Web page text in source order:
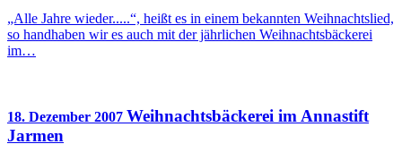
„Alle Jahre wieder.....“, heißt es in einem bekannten Weihnachtslied,
so handhaben wir es auch mit der jährlichen Weihnachtsbäckerei
im…
18. Dezember 2007 Weihnachtsbäckerei im Annastift
Jarmen